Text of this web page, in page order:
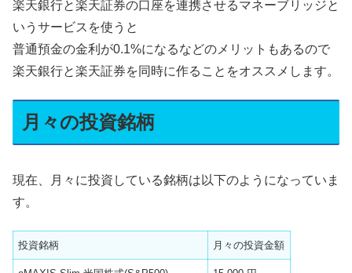
楽天銀行と楽天証券の口座を連携させるマネーブリッジと
いうサービスを使うと
普通預金の金利が0.1%になるなどのメリットもあるので
楽天銀行と楽天証券を同時に作ることをオススメします。
月々の投資銘柄
現在、月々に投資している銘柄は以下のようになっていま
す。
投資銘柄 月々の投資金額